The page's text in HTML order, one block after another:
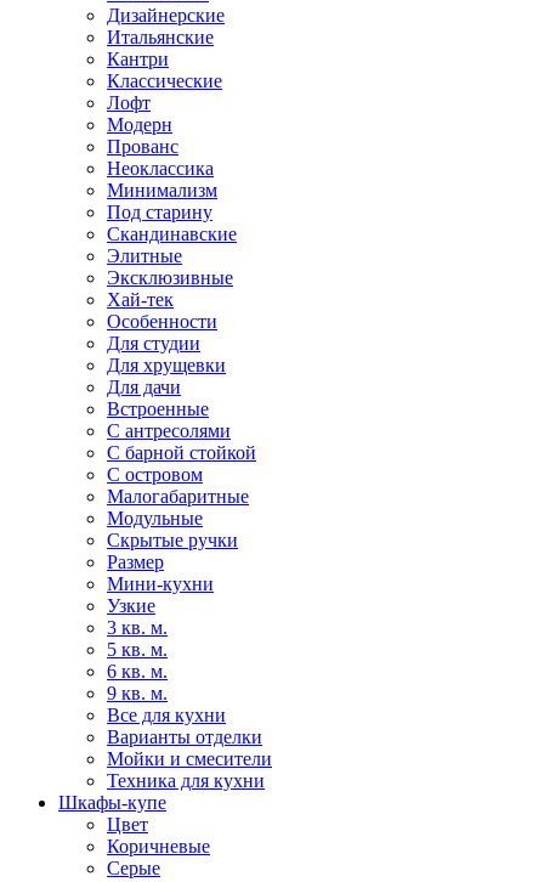
Дизайнерские
Итальянские
Кантри
Классические
Лофт
Модерн
Прованс
Неоклассика
Минимализм
Под старину
Скандинавские
Элитные
Эксклюзивные
Хай-тек
Особенности
Для студии
Для хрущевки
Для дачи
Встроенные
С антресолями
С барной стойкой
С островом
Малогабаритные
Модульные
Скрытые ручки
Размер
Мини-кухни
Узкие
3 кв. м.
5 кв. м.
6 кв. м.
9 кв. м.
Все для кухни
Варианты отделки
Мойки и смесители
Техника для кухни
Шкафы-купе
Цвет
Коричневые
Серые